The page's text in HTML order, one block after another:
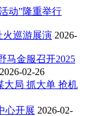
动”隆重举行
火巡游展演 2026-
马金服召开2025
2026-02-26
大局 抓大单 抢机
心开展 2026-02-